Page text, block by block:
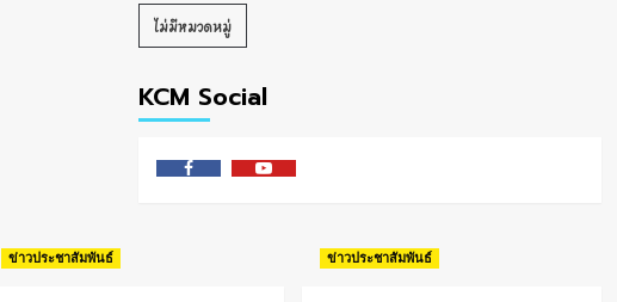
ไม่มีหมวดหมู่
KCM Social
FacebookYoutube
ข่าวประชาสัมพันธ์ ข่าวประชาสัมพันธ์